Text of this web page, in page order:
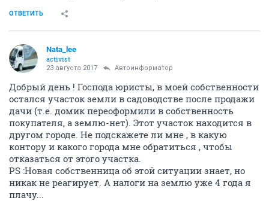
ОТВЕТИТЬ
Nata_lee
activist
23 августа 2017 Автоинформатор
Добрый день ! Господа юристы, в моей собственности
остался участок земли в садоводстве после продажи
дачи (т.е. домик переоформили в собственность
покупателя, а землю-нет). Этот участок находится в
другом городе. Не подскажете ли мне , в какую
контору и какого города мне обратиться , чтобы
отказаться от этого участка.
PS :Новая собственница об этой ситуации знает, но
никак не реагирует. А налоги на землю уже 4 года я
плачу...